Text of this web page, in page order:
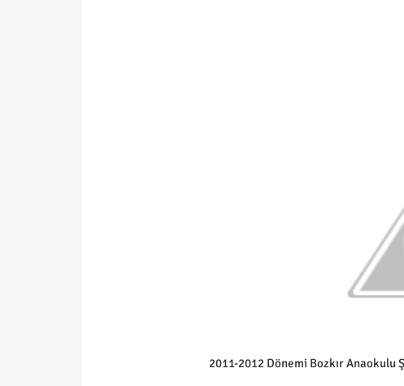
2011-2012 Dönemi Bozkır Anaokulu